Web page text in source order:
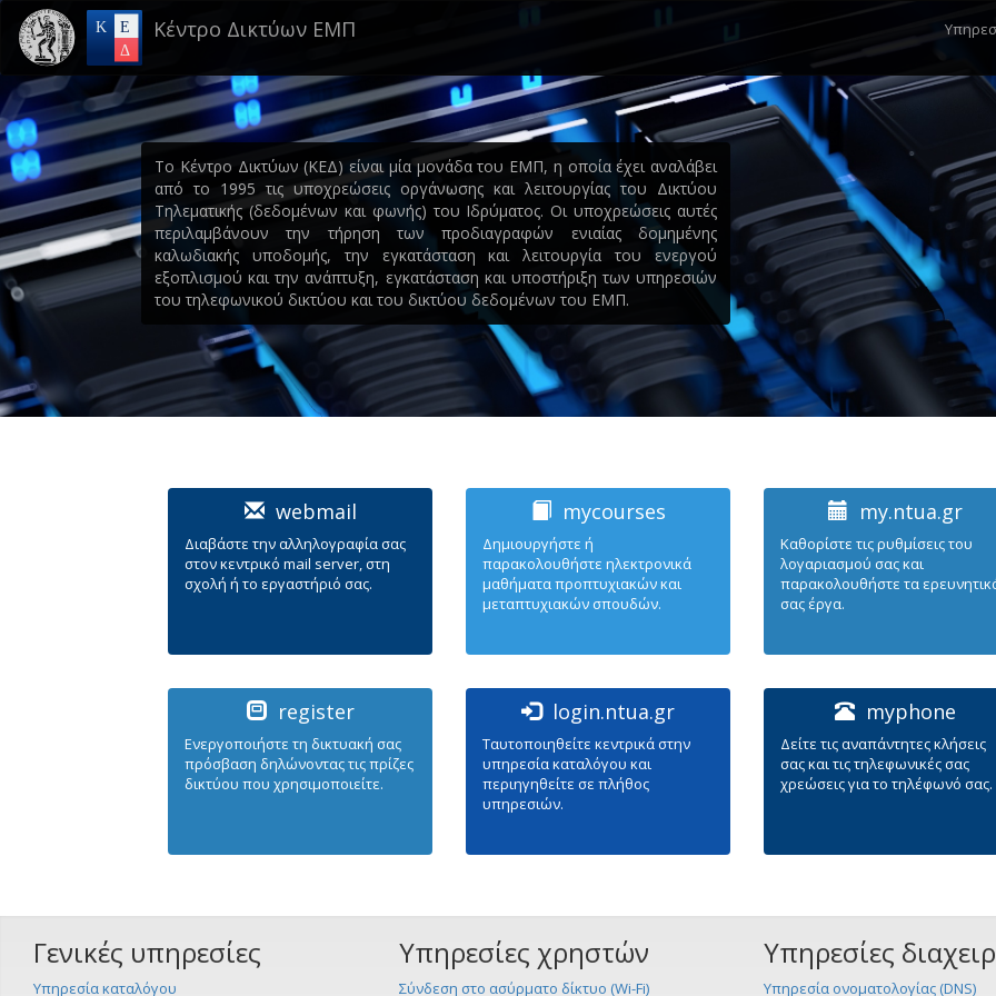
main
content
Κέντρο Δικτύων ΕΜΠ
Το Κέντρο Δικτύων (ΚΕΔ) είναι μία μονάδα του ΕΜΠ, η οποία έχει αναλάβει
από το 1995 τις υποχρεώσεις οργάνωσης και λειτουργίας του Δικτύου
Τηλεματικής (δεδομένων και φωνής) του Ιδρύματος. Οι υποχρεώσεις αυτές
περιλαμβάνουν την τήρηση των προδιαγραφών ενιαίας δομημένης
καλωδιακής υποδομής, την εγκατάσταση και λειτουργία του ενεργού
εξοπλισμού και την ανάπτυξη, εγκατάσταση και υποστήριξη των υπηρεσιών
του τηλεφωνικού δικτύου και του δικτύου δεδομένων του ΕΜΠ.
webmail
Διαβάστε την αλληλογραφία σας
στον κεντρικό mail server, στη
σχολή ή το εργαστήριό σας.
mycourses
Δημιουργήστε ή
παρακολουθήστε ηλεκτρονικά
μαθήματα προπτυχιακών και
μεταπτυχιακών σπουδών.
my.ntua.gr
Καθορίστε τις ρυθμίσεις του
λογαριασμού σας και
παρακολουθήστε τα
σας έργα.
register
Ενεργοπoιήστε τη δικτυακή σας
πρόσβαση δηλώνοντας τις πρίζες
δικτύου που χρησιμοποιείτε.
login.ntua.gr
Ταυτοποιηθείτε κεντρικά στην
υπηρεσία καταλόγου και
περιηγηθείτε σε πλήθος
υπηρεσιών.
myphone
Δείτε τις αναπάντητες κλήσεις
σας και τις τηλεφωνικές σας
χρεώσεις για το τηλέφωνό σας.
Γενικές υπηρεσίες
Υπηρεσία καταλόγου
Υπηρεσίες χρηστών
Σύνδεση στο ασύρματο δίκτυο (Wi-Fi)
Υπηρεσίες
Υπηρεσία ονοματολογίας (DNS)